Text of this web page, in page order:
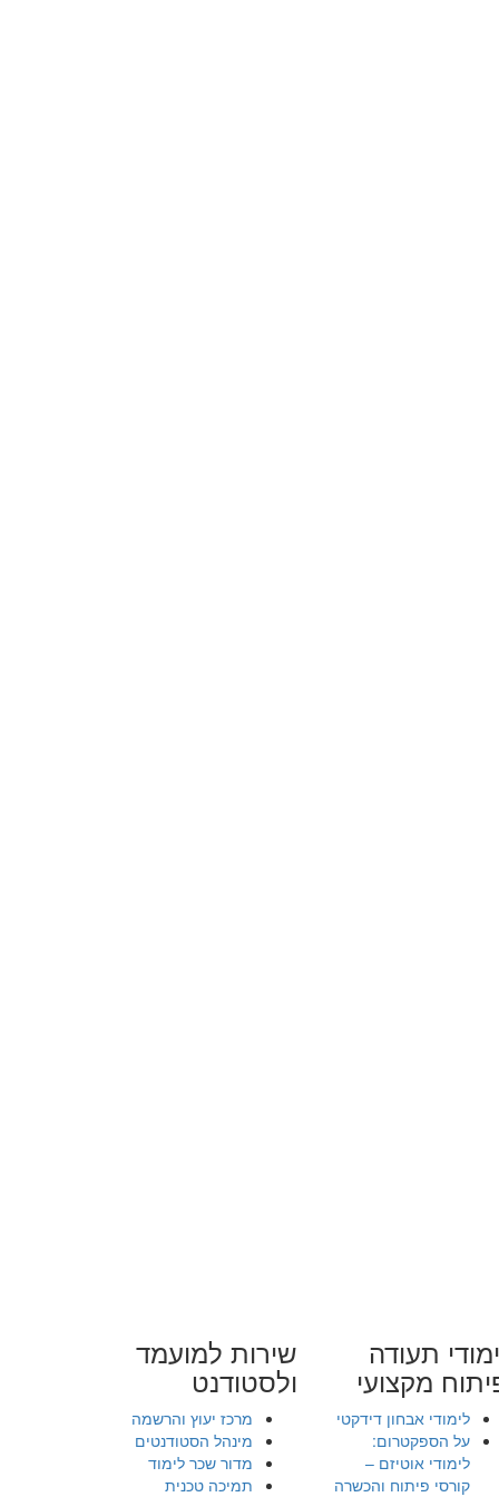
תעודה
מקצועי
לימודי אבחון דידקטי
על הספקטרום:
לימודי אוטיזם –
קורסי פיתוח והכשרה
שירות למועמד
ולסטודנט
מרכז יעוץ והרשמה
מינהל הסטודנטים
מדור שכר לימוד
תמיכה טכנית